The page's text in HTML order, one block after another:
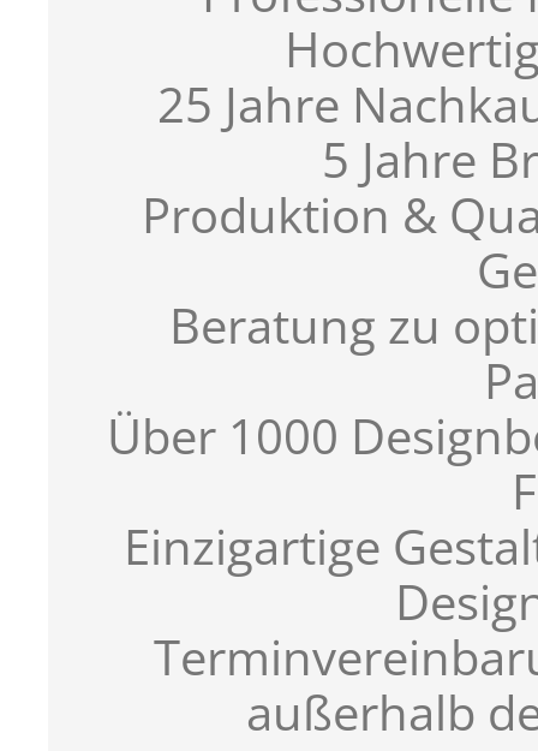
25 Jahre
5 Jahre
Produktion &
Beratung zu
Über 1000
Einzigartige
außerhalb